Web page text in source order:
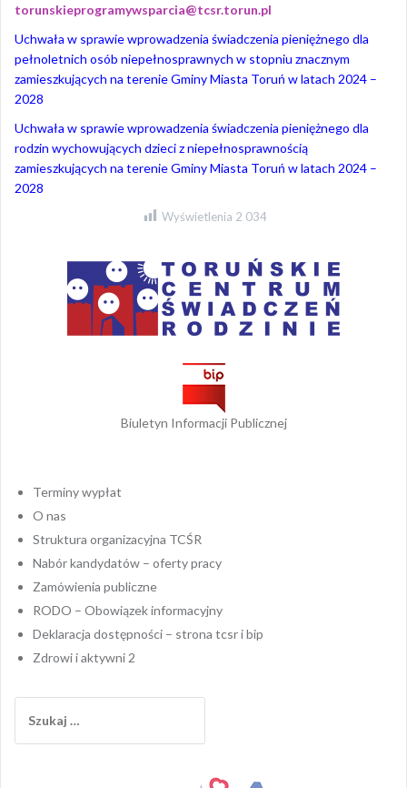
torunskieprogramywsparcia@tcsr.torun.pl
Uchwała w sprawie wprowadzenia świadczenia pieniężnego dla
pełnoletnich osób niepełnosprawnych w stopniu znacznym
zamieszkujących na terenie Gminy Miasta Toruń w latach 2024 –
2028
Uchwała w sprawie wprowadzenia świadczenia pieniężnego dla
rodzin wychowujących dzieci z niepełnosprawnością
zamieszkujących na terenie Gminy Miasta Toruń w latach 2024 –
2028
Wyświetlenia 2 034
Biuletyn Informacji Publicznej
Terminy wypłat
O nas
Struktura organizacyjna TCŚR
Nabór kandydatów – oferty pracy
Zamówienia publiczne
RODO – Obowiązek informacyjny
Deklaracja dostępności – strona tcsr i bip
Zdrowi i aktywni 2